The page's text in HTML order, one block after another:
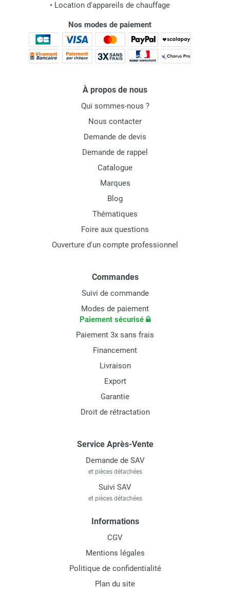
• Location d'appareils de chauffage
Nos modes de paiement
À propos de nous
Qui sommes-nous ?
Nous contacter
Demande de devis
Demande de rappel
Catalogue
Marques
Blog
Thématiques
Foire aux questions
Ouverture d'un compte professionnel
Commandes
Suivi de commande
Modes de paiement
Paiement sécurisé
Paiement 3x sans frais
Financement
Livraison
Export
Garantie
Droit de rétractation
Service Après-Vente
Demande de SAV
et pièces détachées
Suivi SAV
et pièces détachées
Informations
CGV
Mentions légales
Politique de confidentialité
Plan du site